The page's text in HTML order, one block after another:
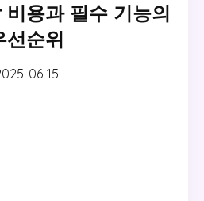
용과 필수 기능의
선순위
06-15